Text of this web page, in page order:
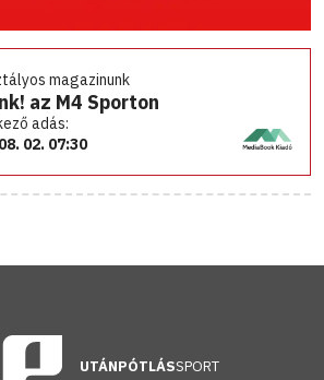
magazinunk
az M4 Sporton
adás:
02. 07:30
UTÁNPÓTLÁSSPORT